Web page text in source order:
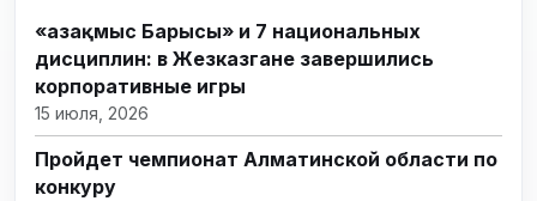
«Қазақмыс Барысы» и 7 национальных
дисциплин: в Жезказгане завершились
корпоративные игры
15 июля, 2026
Пройдет чемпионат Алматинской области по
конкуру